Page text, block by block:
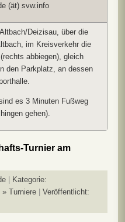
(ät) svw.info
Deizisau, über die
im Kreisverkehr die
abbiegen), gleich
den Parkplatz, an dessen
es 3 Minuten Fußweg
gehen).
Turnier am
Kategorie:
Turniere
Veröffentlicht: